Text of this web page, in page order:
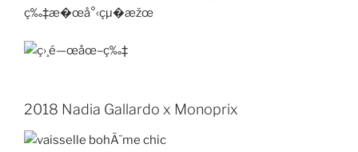
2018 Nadia Gallardo x Monoprix